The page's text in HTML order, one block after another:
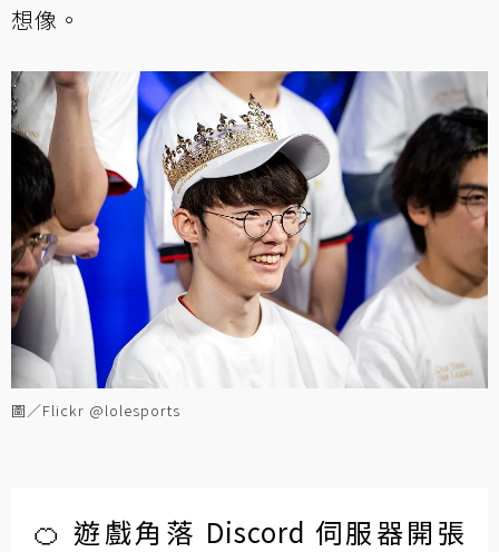
想像。
圖／Flickr @lolesports
🍊 遊戲角落 Discord 伺服器開張